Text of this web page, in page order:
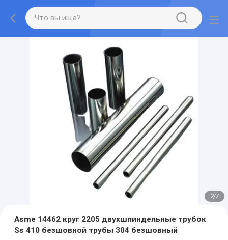
2/7
Asme 14462 круг 2205 двухшпиндельные трубок
Ss 410 безшовной трубы 304 безшовный